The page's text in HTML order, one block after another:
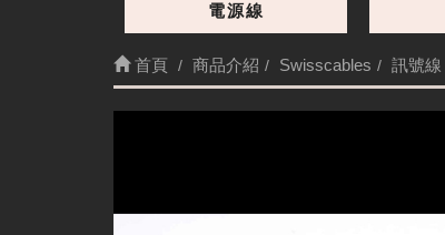
電源線
首頁 商品介紹 Swisscables 訊號線